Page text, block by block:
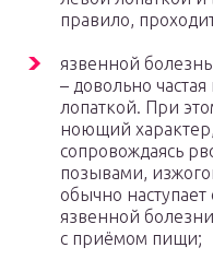
правило,
язвенной
– довольно
лопаткой. При
ноющий характер,
сопровождаясь
позывами,
обычно
язвенной
с приёмом пищи;